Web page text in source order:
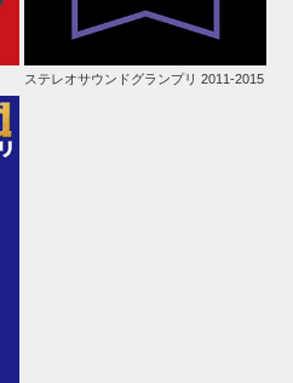
ステレオサウンドグランプリ 2011-2015